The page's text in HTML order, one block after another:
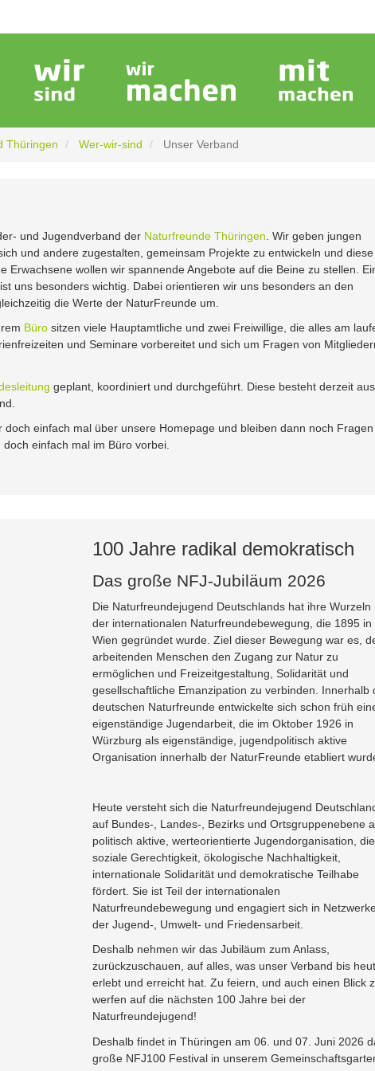
Thüringen Wer-wir-sind Unser Verband
und Jugendverband der Naturfreunde Thüringen . Wir geben jungen
und andere zugestalten, gemeinsam Projekte zu entwickeln und diese
Erwachsene wollen wir spannende Angebote auf die Beine zu stellen.
uns besonders wichtig. Dabei orientieren wir uns besonders an den
die Werte der NaturFreunde um.
Büro sitzen viele Hauptamtliche und zwei Freiwillige, die alles am
und Seminare vorbereitet und sich um Fragen von
geplant, koordiniert und durchgeführt. Diese besteht derzeit
einfach mal über unsere Homepage und bleiben dann noch Fragen
einfach mal im Büro vorbei.
100 Jahre radikal demokratisch
Das große NFJ-Jubiläum 2026
Die Naturfreundejugend Deutschlands hat ihre Wurzeln
der internationalen Naturfreundebewegung, die 1895 in
Wien gegründet wurde. Ziel dieser Bewegung war es,
arbeitenden Menschen den Zugang zur Natur zu
ermöglichen und Freizeitgestaltung, Solidarität und
gesellschaftliche Emanzipation zu verbinden. Innerhalb
deutschen Naturfreunde entwickelte sich schon früh
eigenständige Jugendarbeit, die im Oktober 1926 in
Würzburg als eigenständige, jugendpolitisch aktive
Organisation innerhalb der NaturFreunde etabliert
Heute versteht sich die Naturfreundejugend
auf Bundes-, Landes-, Bezirks und Ortsgruppenebene
politisch aktive, werteorientierte Jugendorganisation, die
soziale Gerechtigkeit, ökologische Nachhaltigkeit,
internationale Solidarität und demokratische Teilhabe
fördert. Sie ist Teil der internationalen
Naturfreundebewegung und engagiert sich in
der Jugend-, Umwelt- und Friedensarbeit.
Deshalb nehmen wir das Jubiläum zum Anlass,
zurückzuschauen, auf alles, was unser Verband bis
erlebt und erreicht hat. Zu feiern, und auch einen Blick
werfen auf die nächsten 100 Jahre bei der
Naturfreundejugend!
Deshalb findet in Thüringen am 06. und 07. Juni 2026
große NFJ100 Festival in unserem